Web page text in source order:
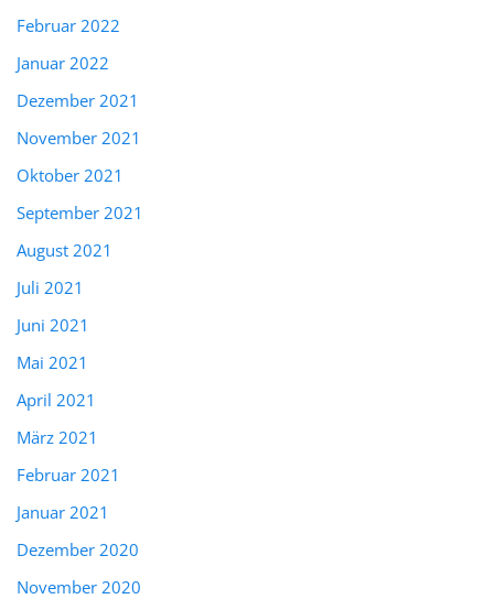
Februar 2022
Januar 2022
Dezember 2021
November 2021
Oktober 2021
September 2021
August 2021
Juli 2021
Juni 2021
Mai 2021
April 2021
März 2021
Februar 2021
Januar 2021
Dezember 2020
November 2020